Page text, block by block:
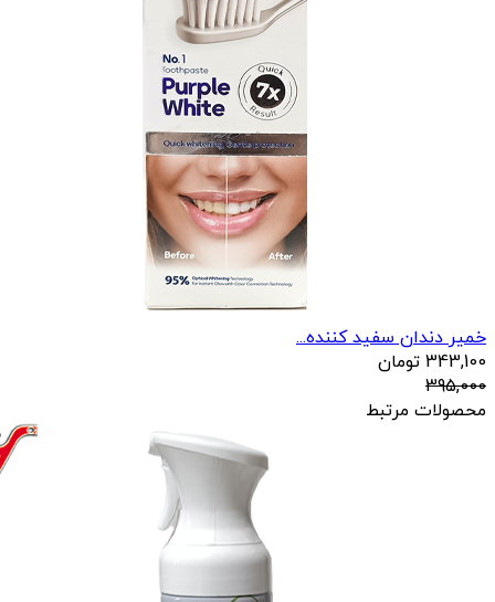
خمیر دندان سفید کننده...
343,100 تومان
395,000
محصولات مرتبط